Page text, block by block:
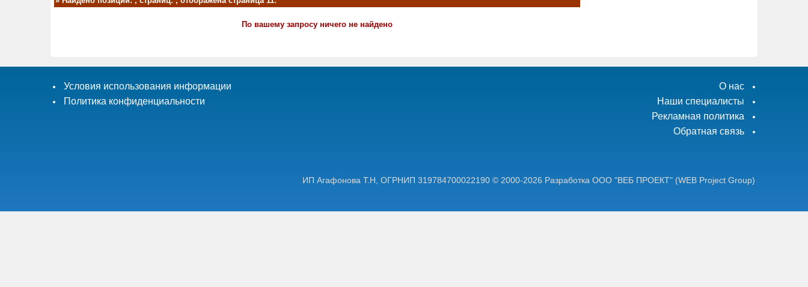
По вашему запросу ничего не найдено
Условия использования информации
Политика конфиденциальности
О нас
Наши специалисты
Рекламная политика
Обратная связь
ИП Агафонова Т.Н, ОГРНИП 319784700022190 © 2000-2026 Разработка ООО "ВЕБ ПРОЕКТ" (WEB Project Group)